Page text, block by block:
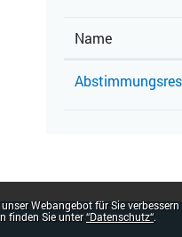
Name
Webangebot für Sie
finden Sie unter“Datenschutz“.